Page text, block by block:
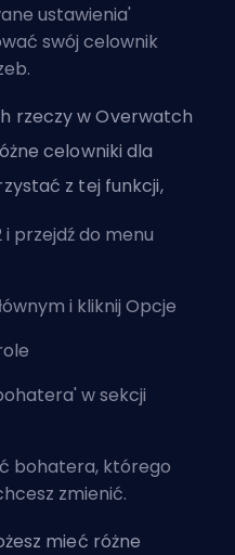
ustawienia'
swój celownik
rzeczy w Overwatch
celowniki dla
z tej funkcji,
przejdź do menu
i kliknij Opcje
w sekcji
bohatera, którego
zmienić.
mieć różne